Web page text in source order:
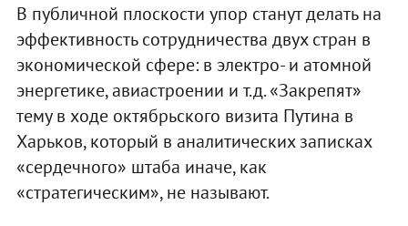
В публичной плоскости упор станут делать на
эффективность сотрудничества двух стран в
экономической сфере: в электро- и атомной
энергетике, авиастроении и т.д. «Закрепят»
тему в ходе октябрьского визита Путина в
Харьков, который в аналитических записках
«сердечного» штаба иначе, как
«стратегическим», не называют.